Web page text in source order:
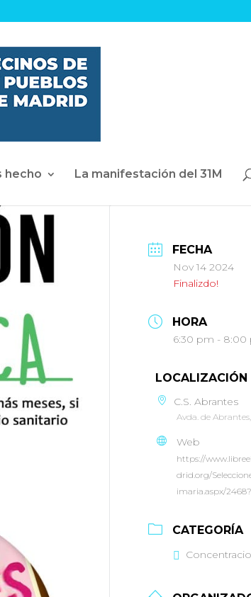
hecho La manifestación del 31M
FECHA
Nov 14 2024
Finalizdo!
HORA
6:30 pm - 8:00
LOCALIZACIÓN
C.S. Abrantes
Avda. de
Web
https://
drid.org/
imaria.aspx/
CATEGORÍA